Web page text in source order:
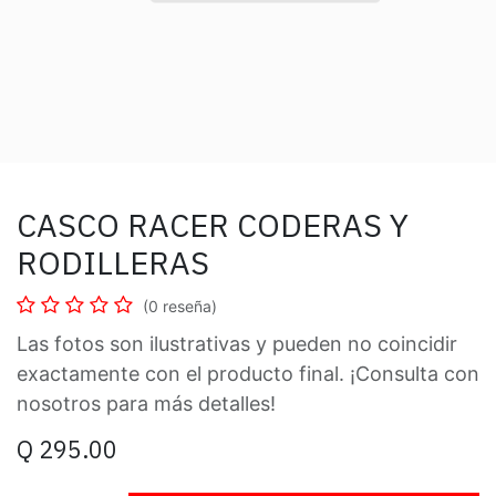
CASCO RACER CODERAS Y
RODILLERAS
(0 reseña)
Las fotos son ilustrativas y pueden no coincidir
exactamente con el producto final. ¡Consulta con
nosotros para más detalles!
Q 295.00